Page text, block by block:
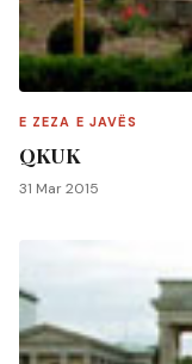
E ZEZA E JAVËS
QKUK
31 Mar 2015